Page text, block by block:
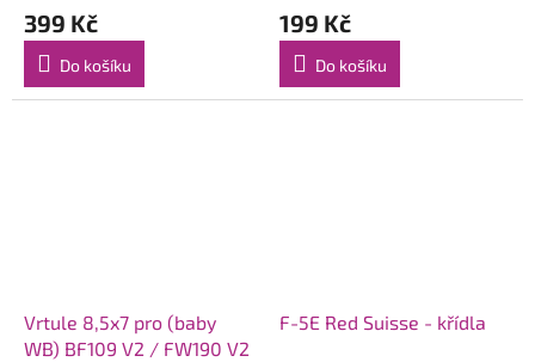
399 Kč
Do košíku
199 Kč
Do košíku
Vrtule 8,5x7 pro (baby
WB) BF109 V2 / FW190 V2
F-5E Red Suisse - křídla